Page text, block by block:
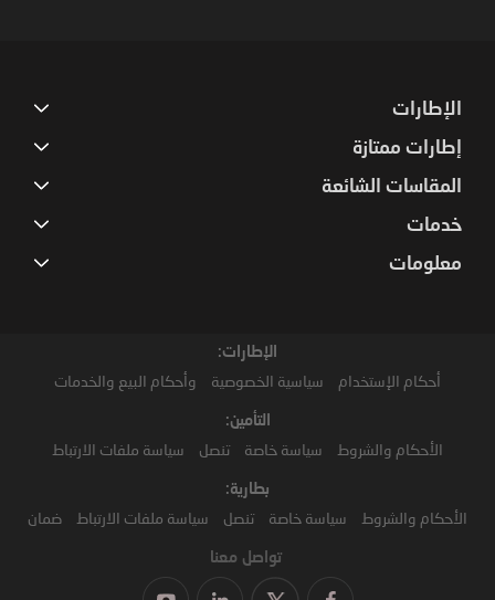
الإطارات
إطارات ممتازة
المقاسات الشائعة
خدمات
معلومات
الإطارات:
أحكام الإستخدام سياسية الخصوصية وأحكام البيع والخدمات
التأمين:
الأحكام والشروط سياسة خاصة تنصل سياسة ملفات الارتباط
بطارية:
الأحكام والشروط سياسة خاصة تنصل سياسة ملفات الارتباط ضمان
تواصل معنا